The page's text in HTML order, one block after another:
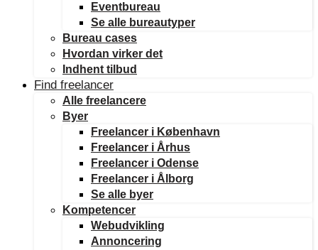
Eventbureau
Se alle bureautyper
Bureau cases
Hvordan virker det
Indhent tilbud
Find freelancer
Alle freelancere
Byer
Freelancer i København
Freelancer i Århus
Freelancer i Odense
Freelancer i Ålborg
Se alle byer
Kompetencer
Webudvikling
Annoncering